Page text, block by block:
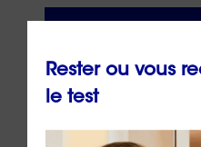
Rester ou vous
le test